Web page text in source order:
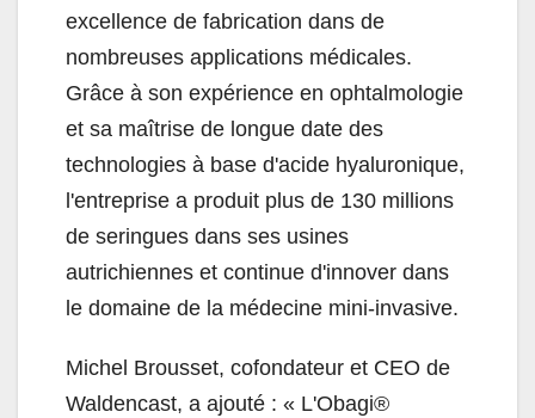
excellence de fabrication dans de
nombreuses applications médicales.
Grâce à son expérience en ophtalmologie
et sa maîtrise de longue date des
technologies à base d'acide hyaluronique,
l'entreprise a produit plus de 130 millions
de seringues dans ses usines
autrichiennes et continue d'innover dans
le domaine de la médecine mini-invasive.
Michel Brousset, cofondateur et CEO de
Waldencast, a ajouté : « L'Obagi®